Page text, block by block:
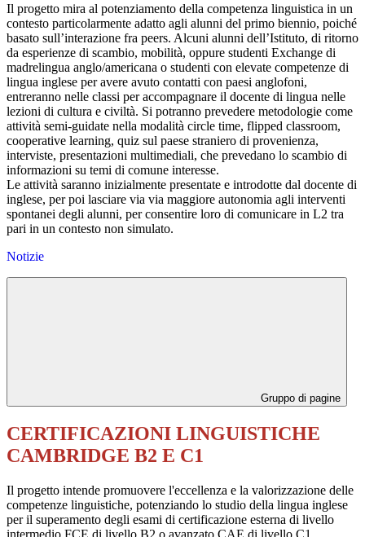
Il progetto mira al potenziamento della competenza linguistica in un
contesto particolarmente adatto agli alunni del primo biennio, poiché
basato sull’interazione fra peers. Alcuni alunni dell’Istituto, di ritorno
da esperienze di scambio, mobilità, oppure studenti Exchange di
madrelingua anglo/americana o studenti con elevate competenze di
lingua inglese per avere avuto contatti con paesi anglofoni,
entreranno nelle classi per accompagnare il docente di lingua nelle
lezioni di cultura e civiltà. Si potranno prevedere metodologie come
attività semi-guidate nella modalità circle time, flipped classroom,
cooperative learning, quiz sul paese straniero di provenienza,
interviste, presentazioni multimediali, che prevedano lo scambio di
informazioni su temi di comune interesse.
Le attività saranno inizialmente presentate e introdotte dal docente di
inglese, per poi lasciare via via maggiore autonomia agli interventi
spontanei degli alunni, per consentire loro di comunicare in L2 tra
pari in un contesto non simulato.
Notizie
Gruppo di pagine
CERTIFICAZIONI LINGUISTICHE
CAMBRIDGE B2 E C1
Il progetto intende promuovere l'eccellenza e la valorizzazione delle
competenze linguistiche, potenziando lo studio della lingua inglese
per il superamento degli esami di certificazione esterna di livello
intermedio FCE di livello B2 o avanzato CAE di livello C1.